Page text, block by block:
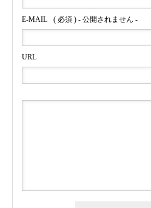
E-MAIL ( 必須 ) - 公開されません -
URL